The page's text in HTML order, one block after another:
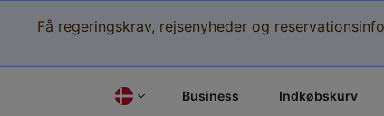
Få regeringskrav, rejsenyheder og
Business Indkøbskurv